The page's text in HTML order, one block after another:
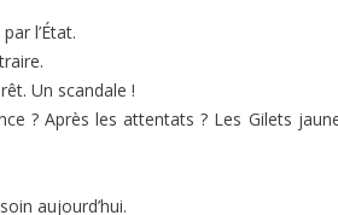
l’État.
Un scandale !
? Après les attentats ? Les Gilets
aujourd’hui.